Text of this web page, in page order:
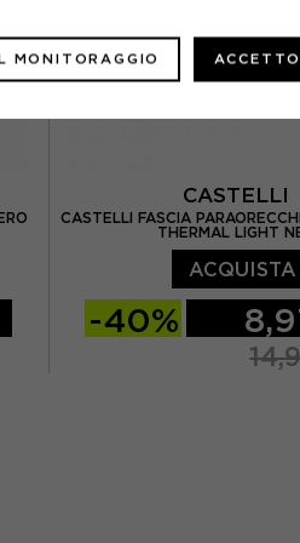
CASTELLI
CASTELLI FASCIA
THERMAL LIGHT
ACQUISTA
-40%
MONITORAGGIO